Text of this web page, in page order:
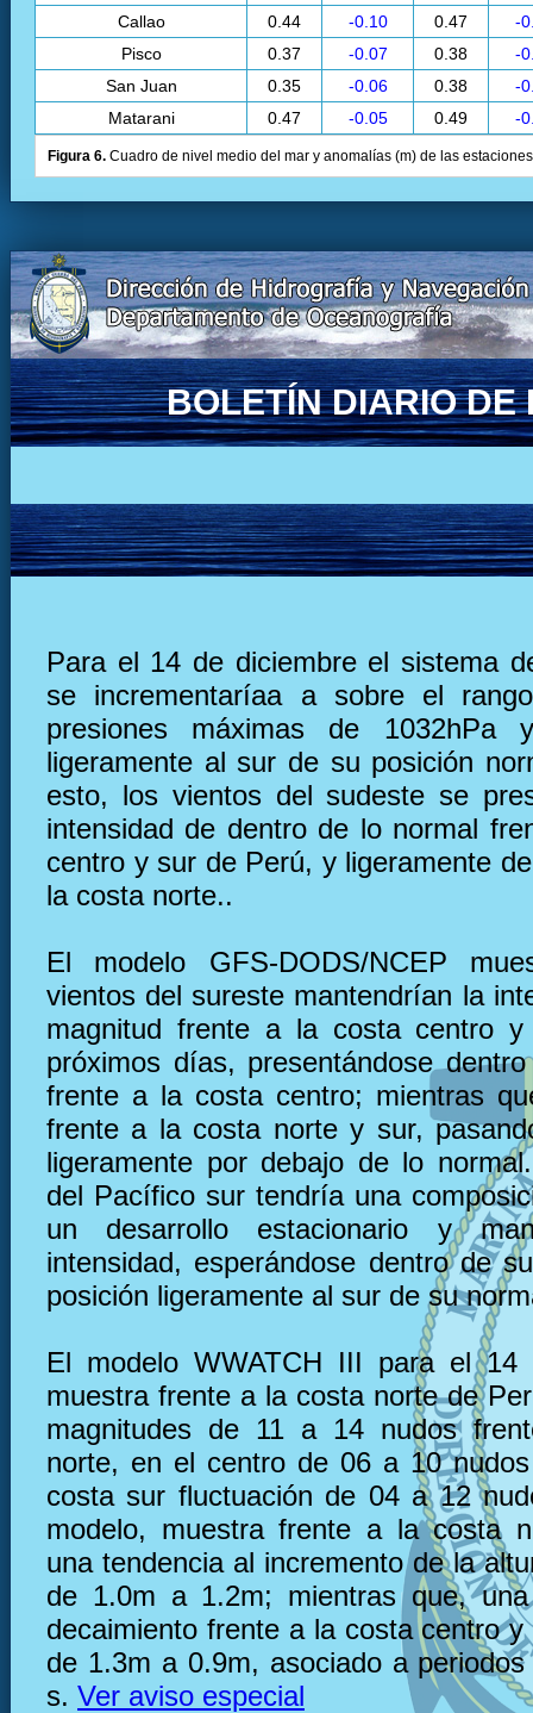
Callao 0.44 -0.10 0.47
-
Pisco
0.37 -0.07 0.38
-
San Juan
0.35 -0.06 0.38
-
Matarani
0.47 -0.05 0.49 -
Figura 6. Cuadro de nivel medio del mar y anomalías (m) de las
BOLETÍN DIARIO DE
Para el 14 de diciembre el sistema
se incrementaríaa a sobre el
presiones máximas de 1032hPa
ligeramente al sur de su posición
esto, los vientos del sudeste se
intensidad de dentro de lo normal
centro y sur de Perú, y ligeramente
la costa norte..
El modelo GFS-DODS/NCEP
vientos del sureste mantendrían la
magnitud frente a la costa centro
próximos días, presentándose
frente a la costa centro; mientras
frente a la costa norte y sur,
ligeramente por debajo de lo
del Pacífico sur tendría una
un desarrollo estacionario y
intensidad, esperándose dentro de
posición ligeramente al sur de su
El modelo WWATCH III para el 14
muestra frente a la costa norte de
magnitudes de 11 a 14 nudos
norte, en el centro de 06 a 10
costa sur fluctuación de 04 a 12
modelo, muestra frente a la costa
una tendencia al incremento de la
de 1.0m a 1.2m; mientras que,
decaimiento frente a la costa centro
de 1.3m a 0.9m, asociado a
s. Ver aviso especial